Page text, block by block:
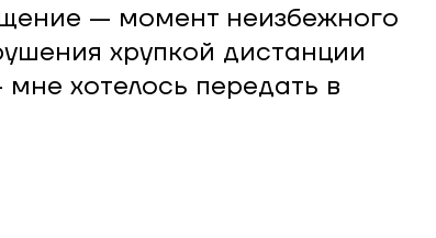
— момент неизбежного
хрупкой дистанции
хотелось передать в